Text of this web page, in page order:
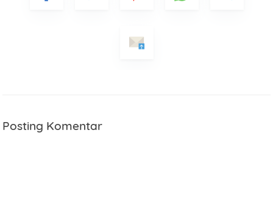
Posting Komentar